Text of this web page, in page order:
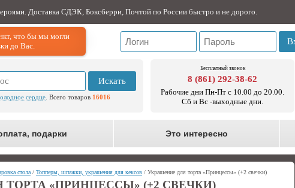
Доставка СДЭК, Боксберри, Почтой по России быстро и не дорого.
что бы мы могли
до Вас.
Искать
сердце . Всего товаров 16016
Бесплатный звонок
8 (861) 292-38-62
Рабочие дни Пн-Пт с 10.00 до 20.00.
Сб и Вс -выходные дни.
подарки Это интересно
стола / Топперы, шпажки, украшения для кексов / Украшение для торта «Принцессы» (+2 свечки)
«ПРИНЦЕССЫ» (+2 СВЕЧКИ)